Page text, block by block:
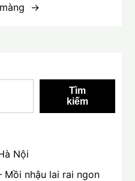
Tìm
kiếm
Nội
Mồi nhậu lai rai ngon